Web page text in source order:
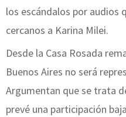
los escándalos por audios
cercanos a Karina Milei.
Desde la Casa Rosada
Buenos Aires no será
Argumentan que se trata
prevé una participación